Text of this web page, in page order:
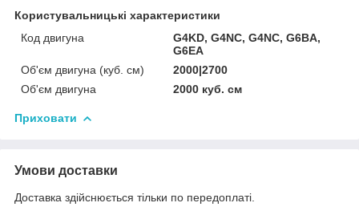
Користувальницькі характеристики
Код двигуна
G4KD, G4NC, G4NC, G6BA,
G6EA
Об'єм двигуна (куб. см)
2000|2700
Об'єм двигуна
2000 куб. cм
Приховати
Умови доставки
Доставка здійснюється тільки по передоплаті.